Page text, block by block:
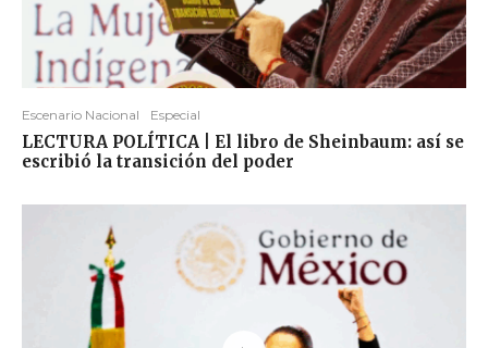
Escenario Nacional Especial
LECTURA POLÍTICA | El libro de Sheinbaum: así se
escribió la transición del poder